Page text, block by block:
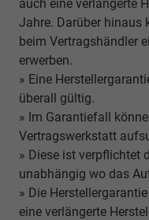
auch eine verlängerte
Jahre. Darüber hinaus
beim Vertragshändler
erwerben.
» Eine
überall gültig.
» Im Garantiefall
Vertragswerkstatt
» Diese ist verpflichtet
unabhängig wo das
» Die
eine verlängerte